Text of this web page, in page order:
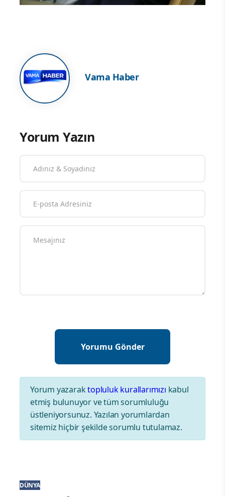
Vama Haber
Yorum Yazın
Yorum yazaraktopluluk kurallarımızı kabul
etmiş bulunuyor ve tüm sorumluluğu
üstleniyorsunuz. Yazılan yorumlardan
sitemiz hiçbir şekilde sorumlu tutulamaz.
DÜNYA